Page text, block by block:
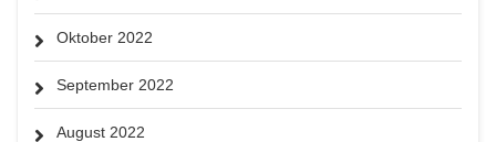
Oktober 2022
September 2022
August 2022